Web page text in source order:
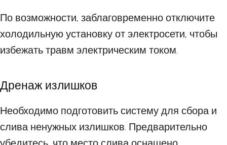
По возможности, заблаговременно отключите
холодильную установку от электросети, чтобы
избежать травм электрическим током.
Дренаж излишков
Необходимо подготовить систему для сбора и
слива ненужных излишков. Предварительно